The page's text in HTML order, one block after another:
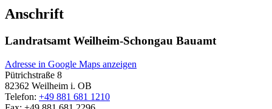
Anschrift
Landratsamt Weilheim-Schongau Bauamt
Adresse in Google Maps anzeigen
Pütrichstraße 8
82362 Weilheim i. OB
Telefon: +49 881 681 1210